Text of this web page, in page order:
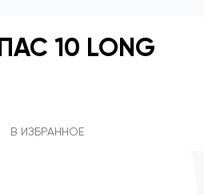
10 LONG
В ИЗБРАННОЕ